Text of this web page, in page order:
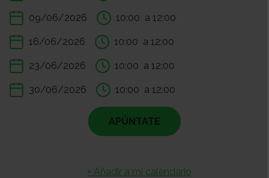
09/06/2026 10:00 a 12:00
16/06/2026 10:00 a 12:00
23/06/2026 10:00 a 12:00
30/06/2026 10:00 a 12:00
APÚNTATE
+ Añadir a mi calendario